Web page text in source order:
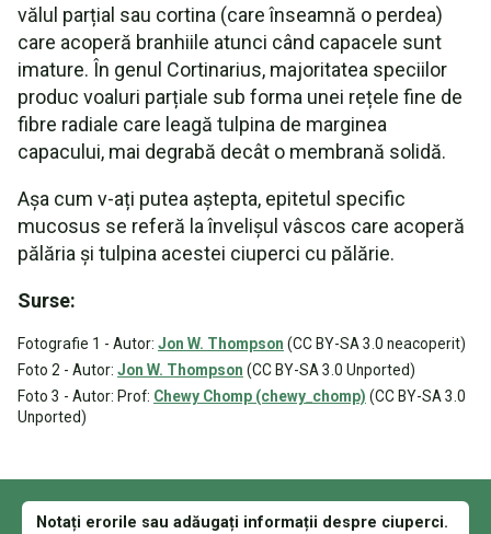
vălul parțial sau cortina (care înseamnă o perdea)
care acoperă branhiile atunci când capacele sunt
imature. În genul Cortinarius, majoritatea speciilor
produc voaluri parțiale sub forma unei rețele fine de
fibre radiale care leagă tulpina de marginea
capacului, mai degrabă decât o membrană solidă.
Așa cum v-ați putea aștepta, epitetul specific
mucosus se referă la învelișul vâscos care acoperă
pălăria și tulpina acestei ciuperci cu pălărie.
Surse:
Fotografie 1 - Autor: Jon W. Thompson (CC BY-SA 3.0 neacoperit)
Foto 2 - Autor: Jon W. Thompson (CC BY-SA 3.0 Unported)
Foto 3 - Autor: Prof: Chewy Chomp (chewy_chomp) (CC BY-SA 3.0
Unported)